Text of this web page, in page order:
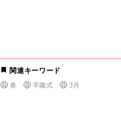
関連キーワード
春 卒園式 3月